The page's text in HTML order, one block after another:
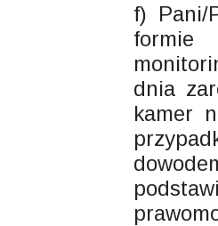
f) Pani/
dnia
kamer